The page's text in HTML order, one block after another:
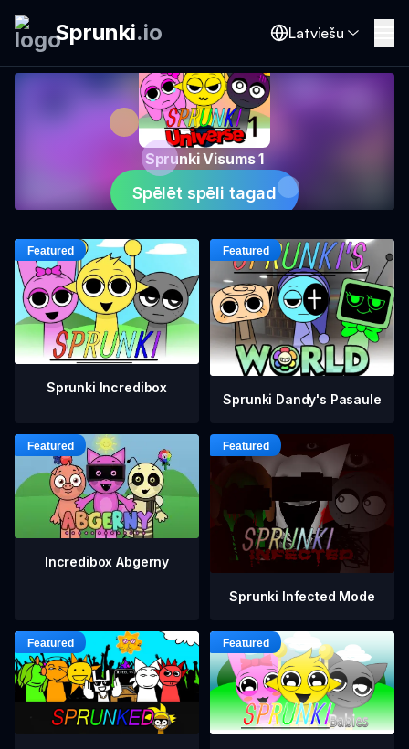
Sprunki.io Latviešu
Sprunki Visums 1
Spēlēt spēli tagad
Sprunki Incredibox
Sprunki Dandy's Pasaule
Incredibox Abgerny
Sprunki Infected Mode